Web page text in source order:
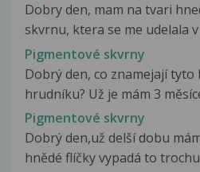
Dobry den, mam na tvari
skvrnu, ktera se me udelala v
Pigmentové skvrny
Dobrý den, co znamejají tyto
hrudníku? Už je mám 3
Pigmentové skvrny
Dobrý den,už delší dobu
hnědé flíčky vypadá to trochu